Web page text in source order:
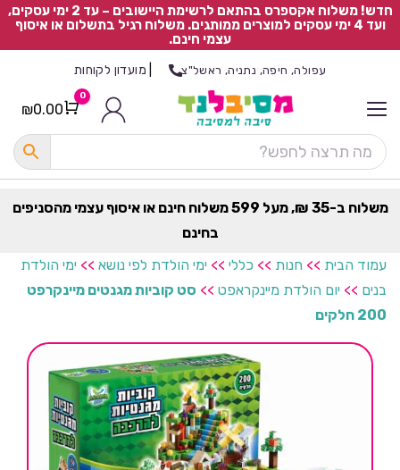
חדש! משלוח אקספרס בהתאם לרשימת היישובים – עד 2 ימי עסקים,
ועד 4 ימי עסקים למוצרים ממותגים. משלוח רגיל בתשלום או איסוף
עצמי חינם.
עפולה, חיפה, נתניה, ראשל"צ מועדון לקוחות
Cart
0
₪0.00
משלוח ב-35 ₪, מעל 599 משלוח חינם או איסוף עצמי מהסניפים
בחינם
עמוד הבית >> חנות >> כללי >> ימי הולדת לפי נושא >> ימי הולדת
בנים >> יום הולדת מיינקראפט >> סט קוביות מגנטים מיינקרפט
200 חלקים